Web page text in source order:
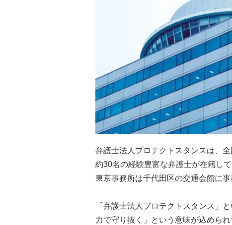
弁護士法人プロテクトスタンスは、
約30名の経験豊富な弁護士が在籍して
東京事務所は千代田区の交通会館に
「弁護士法人プロテクトスタンス」
力で守り抜く」という意味が込められ